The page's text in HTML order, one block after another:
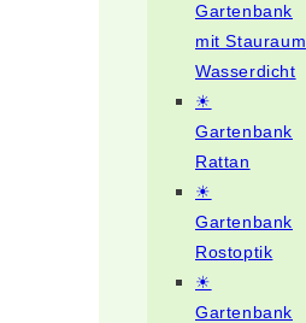
Gartenbank
mit Stauraum
Wasserdicht
☀
Gartenbank
Rattan
☀
Gartenbank
Rostoptik
☀
Gartenbank